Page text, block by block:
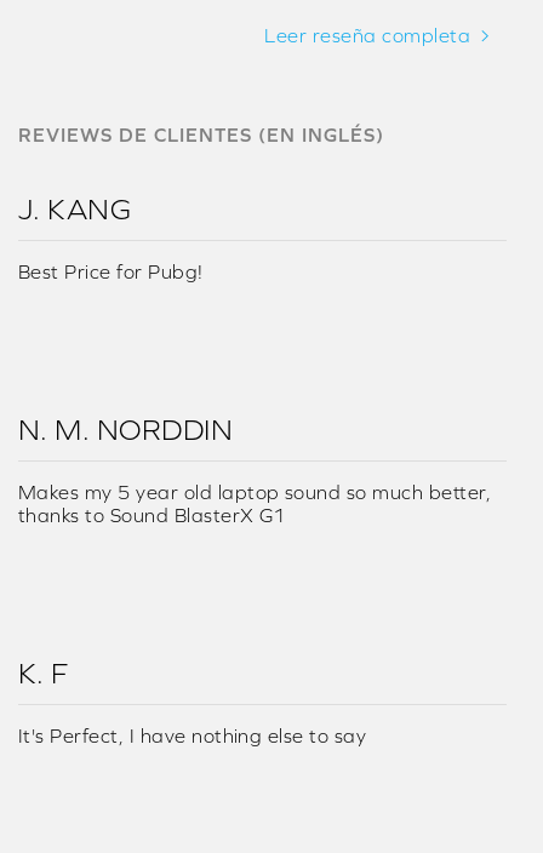
Leer reseña completa
REVIEWS DE CLIENTES (EN INGLÉS)
J. KANG
Best Price for Pubg!
N. M. NORDDIN
Makes my 5 year old laptop sound so much better,
thanks to Sound BlasterX G1
K. F
It's Perfect, I have nothing else to say